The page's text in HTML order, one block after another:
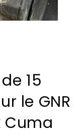
15
le GNR
Cuma